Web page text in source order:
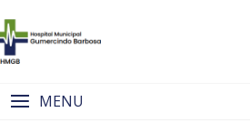
MENU